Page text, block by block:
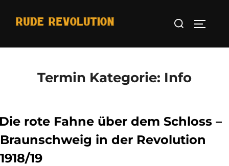
Inhalt
Suchen
Termin Kategorie: Info
rote Fahne über dem Schloss –
Braunschweig in der Revolution
1918/19